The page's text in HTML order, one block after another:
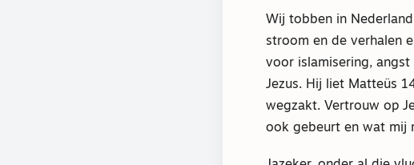
Wij tobben in
stroom en de verhalen
voor islamisering,
Jezus. Hij liet Matteüs
wegzakt. Vertrouw op
ook gebeurt en wat mij